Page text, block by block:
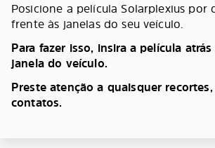
Posicione a película Solarplexius por
frente às janelas do seu veículo.
Para fazer isso, insira a película
janela do veículo.
Preste atenção a quaisquer
contatos.